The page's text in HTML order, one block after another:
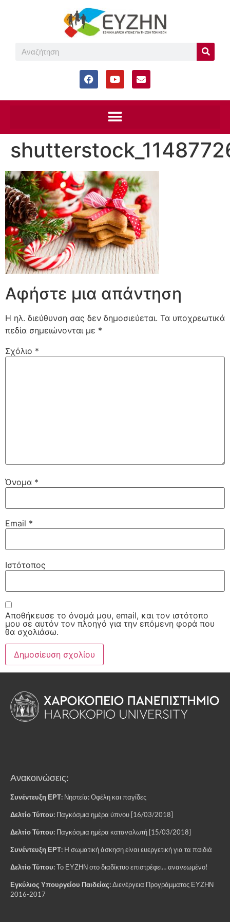
Αφήστε μια απάντηση
Η ηλ. διεύθυνση σας δεν δημοσιεύεται. Τα υποχρεωτικά
πεδία σημειώνονται με *
Σχόλιο *
Όνομα *
Email *
Ιστότοπος
Αποθήκευσε το όνομά μου, email, και τον ιστότοπο
μου σε αυτόν τον πλοηγό για την επόμενη φορά που
θα σχολιάσω.
Ανακοινώσεις:
Συνέντευξη ΕΡΤ: Νηστεία: Οφέλη και παγίδες
Δελτίο Τύπου: Παγκόσμια ημέρα ύπνου [16/03/2018]
Δελτίο Τύπου: Παγκόσμια ημέρα καταναλωτή [15/03/2018]
Συνέντευξη ΕΡΤ: H σωματική άσκηση είναι ευεργετική για τα παιδιά
Δελτίο Τύπου:Το ΕΥΖΗΝ στο διαδίκτυο επιστρέφει… ανανεωμένο!
Εγκύλιος Υπουργείου Παιδείας:Διενέργεια Προγράμματος ΕΥΖΗΝ
2016-2017